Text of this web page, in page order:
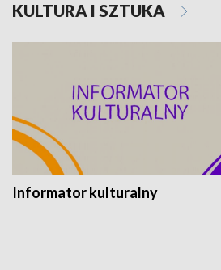
KULTURA I SZTUKA
Informator kulturalny